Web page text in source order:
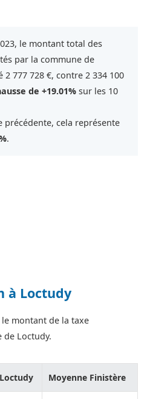
le montant total des
par la commune de
777 728 €, contre 2 334 100
de +19.01% sur les 10
précédente, cela représente
.
à Loctudy
montant de la taxe
Loctudy.
Loctudy Moyenne Finistère